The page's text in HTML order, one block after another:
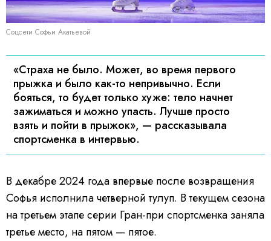
Соцсети Софьи Акатьевой
«Страха не было. Может, во время первого
прыжка и было как-то непривычно. Если
бояться, то будет только хуже: тело начнет
зажиматься и можно упасть. Лучше просто
взять и пойти в прыжок», — рассказывала
спортсменка в интервью.
В декабре 2024 года впервые после возвращения
Софья исполнила четверной тулуп. В текущем сезона
на третьем этапе серии Гран-при спортсменка заняла
третье место, на пятом — пятое.